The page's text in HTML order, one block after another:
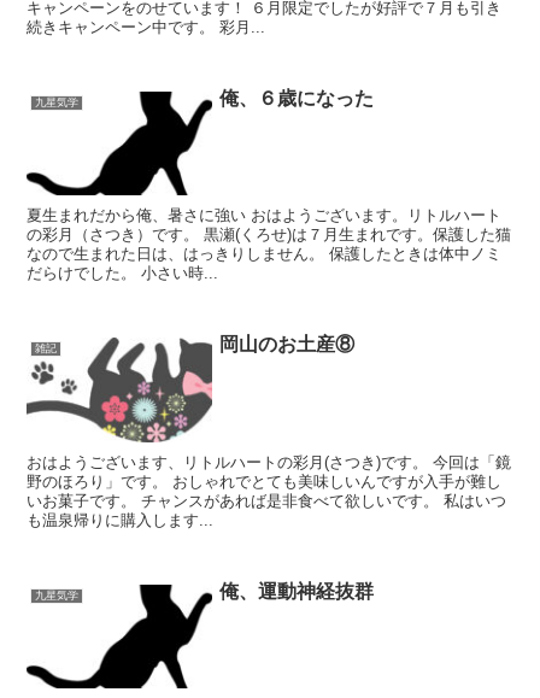
キャンペーンをのせています！ ６月限定でしたが好評で７月も引き
続きキャンペーン中です。 彩月...
九星気学 俺、６歳になった
夏生まれだから俺、暑さに強い おはようございます。リトルハート
の彩月（さつき）です。 黒瀬(くろせ)は７月生まれです。保護した猫
なので生まれた日は、はっきりしません。 保護したときは体中ノミ
だらけでした。 小さい時...
雑記 岡山のお土産⑧
おはようございます、リトルハートの彩月(さつき)です。 今回は「鏡
野のほろり」です。 おしゃれでとても美味しいんですが入手が難し
いお菓子です。 チャンスがあれば是非食べて欲しいです。 私はいつ
も温泉帰りに購入します...
九星気学 俺、運動神経抜群